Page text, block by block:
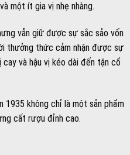
một ít gia vị nhẹ nhàng.
vẫn giữ được sự sắc sảo vốn
thưởng thức cảm nhận được sự
và hậu vị kéo dài đến tận cổ
1935 không chỉ là một sản phẩm
cất rượu đỉnh cao.